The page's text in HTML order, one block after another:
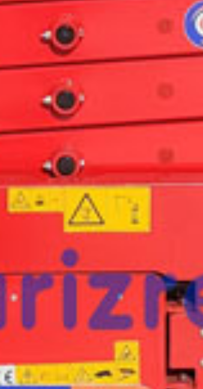
formulario y recibiremos tu solicitud sobre esta
ponernos en contacto directo contigo.
AS0808E